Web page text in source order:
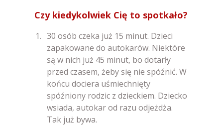
Czy kiedykolwiek Cię to spotkało?
30 osób czeka już 15 minut. Dzieci
zapakowane do autokarów. Niektóre
są w nich już 45 minut, bo dotarły
przed czasem, żeby się nie spóźnić. W
końcu dociera uśmiechnięty
spóźniony rodzic z dzieckiem. Dziecko
wsiada, autokar od razu odjeżdża.
Tak już bywa.